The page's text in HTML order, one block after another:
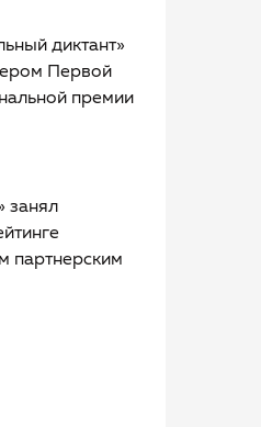
диктант»
Первой
премии
занял
партнерским